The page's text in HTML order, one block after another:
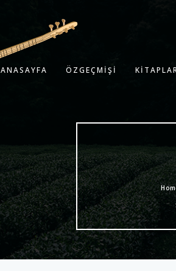
ANASAYFA ÖZGEÇMIŞI